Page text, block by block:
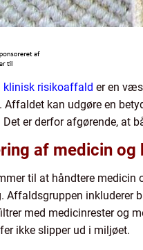
klinisk risikoaffald er en
Affaldet kan udgøre en
Det er derfor afgørende,
af medicin
til at håndtere
Affaldsgruppen inkluderer
med medicinrester og
ikke slipper ud i miljøet.